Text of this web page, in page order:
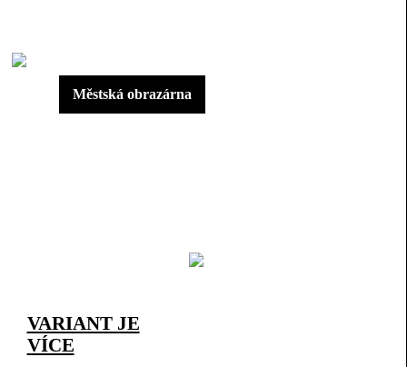
Městská obrazárna
VARIANT JE
VÍCE